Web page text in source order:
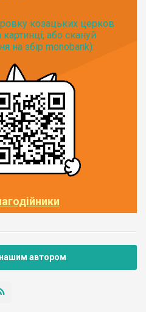
козацьких церков
картинці, або скануй
на збір monobank):
автором